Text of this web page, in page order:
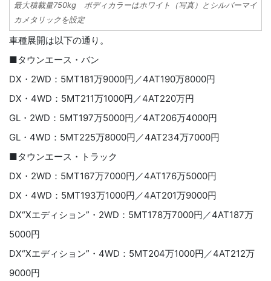
最大積載量750kg ボディカラーはホワイト（写真）とシルバーマイ
カメタリックを設定
車種展開は以下の通り。
■タウンエース・バン
DX・2WD：5MT181万9000円／4AT190万8000円
DX・4WD：5MT211万1000円／4AT220万円
GL・2WD：5MT197万5000円／4AT206万4000円
GL・4WD：5MT225万8000円／4AT234万7000円
■タウンエース・トラック
DX・2WD：5MT167万7000円／4AT176万5000円
DX・4WD：5MT193万1000円／4AT201万9000円
DX“Xエディション”・2WD：5MT178万7000円／4AT187万
5000円
DX“Xエディション”・4WD：5MT204万1000円／4AT212万
9000円